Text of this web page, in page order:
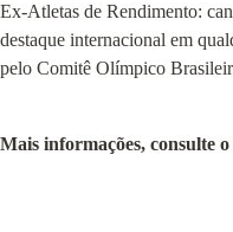
Ex-Atletas de Rendimento:
destaque internacional em
pelo Comitê Olímpico
Mais informações, consulte o